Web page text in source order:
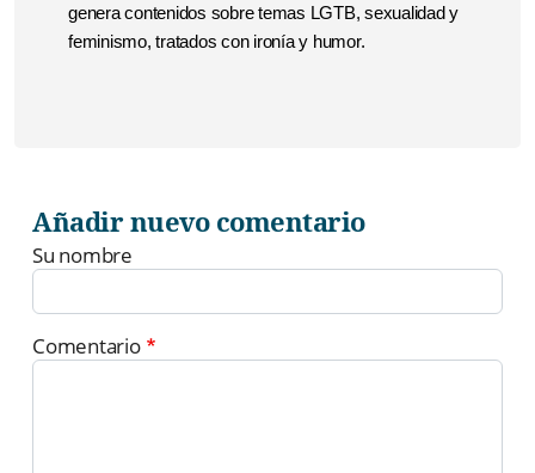
genera contenidos sobre temas LGTB, sexualidad y
feminismo, tratados con ironía y humor.
Añadir nuevo comentario
Su nombre
Comentario